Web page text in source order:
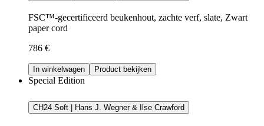
FSC™-gecertificeerd beukenhout, zachte verf, slate, Zwart
paper cord
786 €
In winkelwagen Product bekijken
Special Edition
CH24 Soft | Hans J. Wegner & Ilse Crawford